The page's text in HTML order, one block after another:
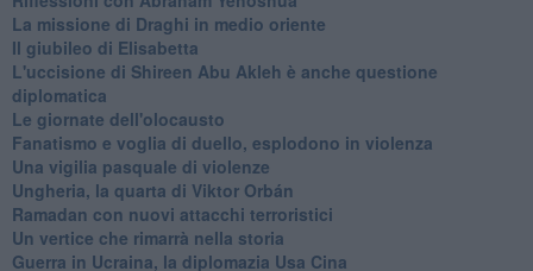
La missione di Draghi in medio oriente
Il giubileo di Elisabetta
L'uccisione di Shireen Abu Akleh è anche questione
diplomatica
Le giornate dell'olocausto
Fanatismo e voglia di duello, esplodono in violenza
Una vigilia pasquale di violenze
Ungheria, la quarta di Viktor Orbán
Ramadan con nuovi attacchi terroristici
Un vertice che rimarrà nella storia
Guerra in Ucraina, la diplomazia Usa Cina